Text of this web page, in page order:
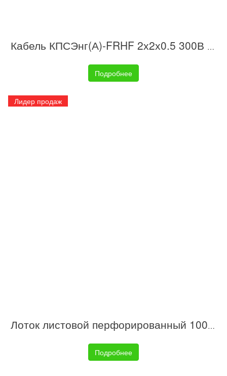
Кабель КПСЭнг(А)-FRHF 2х2х0.5 300В (бухта) (м) ИВКЗ 00-00014441
Подробнее
Лидер продаж
Лоток листовой перфорированный 100х50 L3000 сталь 0.6мм S3 DKC SPL3510
Подробнее